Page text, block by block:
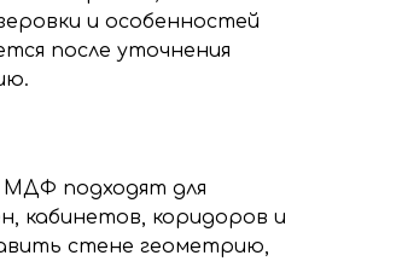
и особенностей
после уточнения
МДФ подходят для
кабинетов, коридоров и
стене геометрию,